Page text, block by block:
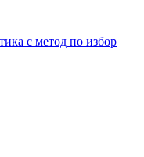
с метод по избор